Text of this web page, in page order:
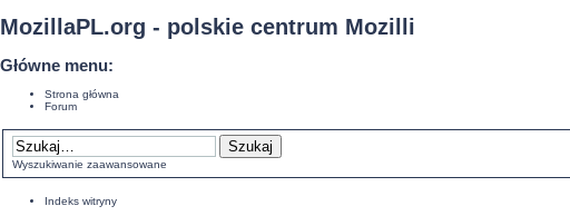
MozillaPL.org - polskie centrum Mozilli
Główne menu:
Strona główna
Forum
Wyszukiwanie zaawansowane
Indeks witryny